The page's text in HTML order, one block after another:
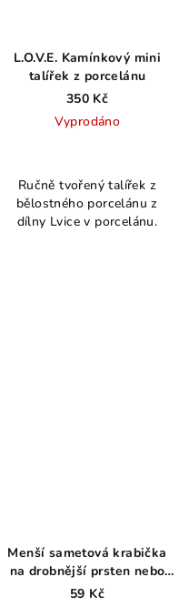
L.O.V.E. Kamínkový mini
talířek z porcelánu
350 Kč
Vyprodáno
produktu
je
4,0
Ručně tvořený talířek z
bělostného porcelánu z
dílny Lvice v porcelánu.
Menší sametová krabička
na drobnější prsten nebo
puzetové náušnice
59 Kč